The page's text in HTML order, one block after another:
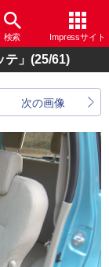
検索 Impressサイト
」 (25/61)
次の画像